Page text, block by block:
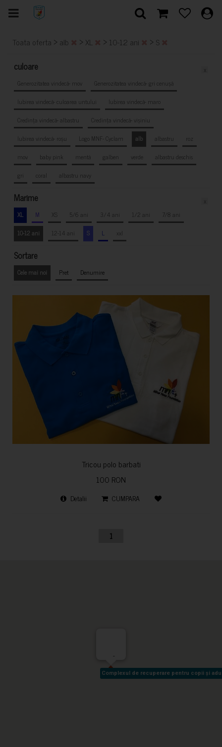
Toata oferta > alb > XL > 10-12 ani > S
culoare
Generozitatea vindecă- mov
Generozitatea vindecă- gri cenușă
Iubirea vindecă- culoarea untului
Iubirea vindecă- maro
Credința vindecă- albastru
Credința vindecă- vișiniu
Iubirea vindecă- roșu
Logo MNF- Cyclam alb albastru
roz
mov
baby pink mentă galben verde
albastru deschis
gri
coral albastru navy
Marime
XL M XS 5/6 ani 3/4 ani 1/2 ani
7/8 ani
10-12 ani
12-14 ani S L xxl
Sortare
Cele mai noi Pret Denumire
Tricou polo barbati
100 RON
Detalii CUMPARA
1
Complexul de recuperare pentru copii și
Complexul de recuperare pentru copii și
-